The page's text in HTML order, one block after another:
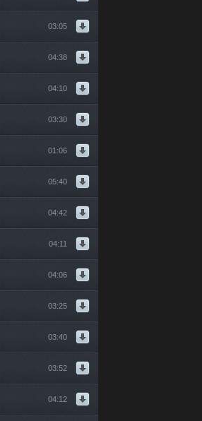
03:05
04:38
04:10
03:30
01:06
05:40
04:42
04:11
04:06
03:25
03:40
03:52
04:12